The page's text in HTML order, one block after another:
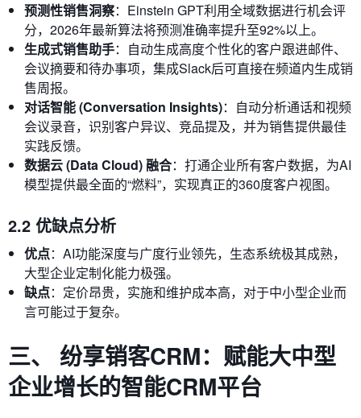
预测性销售洞察：Einstein GPT利用全域数据进行机会评
分，2026年最新算法将预测准确率提升至92%以上。
生成式销售助手：自动生成高度个性化的客户跟进邮件、
会议摘要和待办事项，集成Slack后可直接在频道内生成销
售周报。
对话智能 (Conversation Insights)：自动分析通话和视频
会议录音，识别客户异议、竞品提及，并为销售提供最佳
实践反馈。
数据云 (Data Cloud) 融合：打通企业所有客户数据，为AI
模型提供最全面的“燃料”，实现真正的360度客户视图。
2.2 优缺点分析
优点：AI功能深度与广度行业领先，生态系统极其成熟，
大型企业定制化能力极强。
缺点：定价昂贵，实施和维护成本高，对于中小型企业而
言可能过于复杂。
三、 纷享销客CRM：赋能大中型
企业增长的智能CRM平台